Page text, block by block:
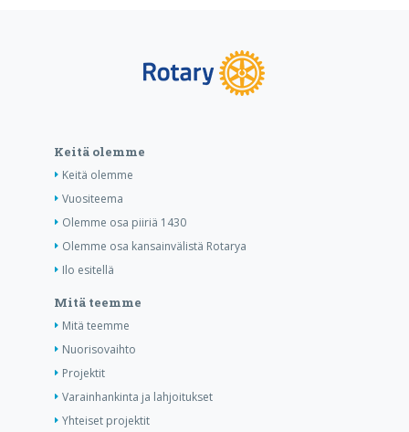
Keitä olemme
Keitä olemme
Vuositeema
Olemme osa piiriä 1430
Olemme osa kansainvälistä Rotarya
Ilo esitellä
Mitä teemme
Mitä teemme
Nuorisovaihto
Projektit
Varainhankinta ja lahjoitukset
Yhteiset projektit